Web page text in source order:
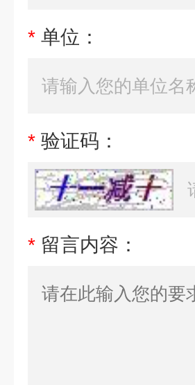
* 单位：
* 验证码：
* 留言内容：